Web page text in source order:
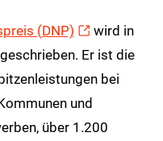
(DNP)
wird in
Er ist die
bei
und
über 1.200